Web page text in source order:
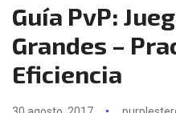
Guía PvP:
Grandes –
Eficiencia